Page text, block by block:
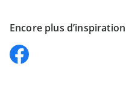
Encore plus d’inspiration